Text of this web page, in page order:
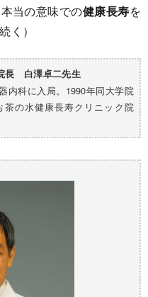
当の意味での健康長寿を
く）
長 白澤卓二先生
内科に入局。1990年同大学院
の水健康長寿クリニック院